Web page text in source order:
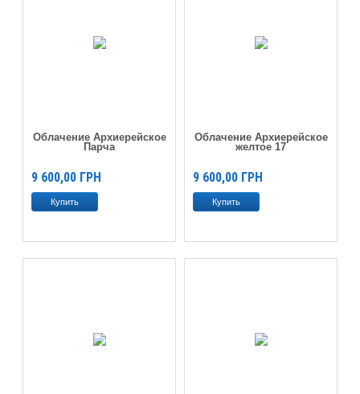
Облачение Архиерейское
Парча
9 600,00 ГРН
Облачение Архиерейское
желтое 17
9 600,00 ГРН